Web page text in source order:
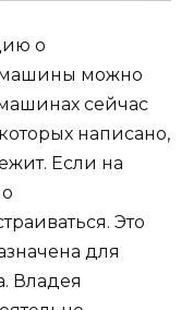
о
машины можно
сейчас
написано,
Если на
Это
для
Владея